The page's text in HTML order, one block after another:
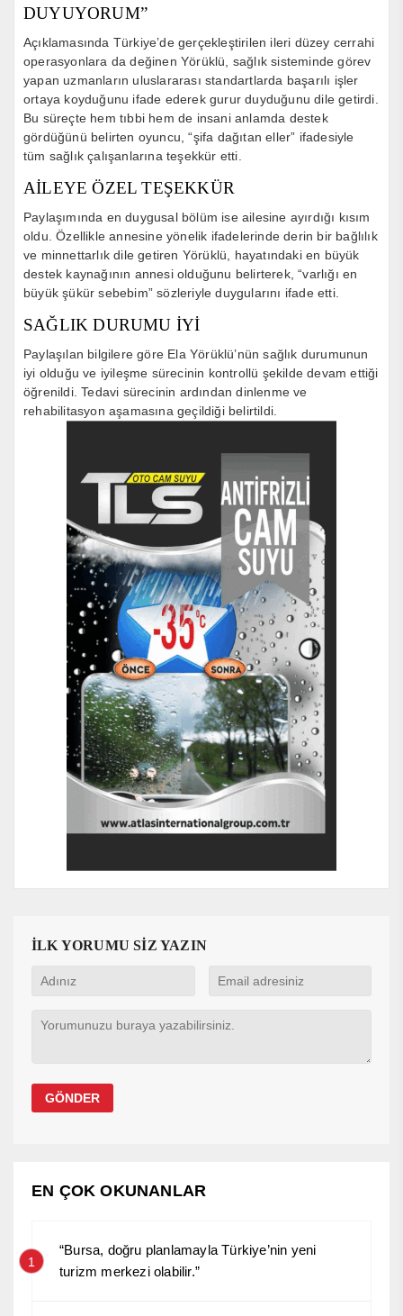
DUYUYORUM”
Açıklamasında Türkiye’de gerçekleştirilen ileri düzey cerrahi
operasyonlara da değinen Yörüklü, sağlık sisteminde görev
yapan uzmanların uluslararası standartlarda başarılı işler
ortaya koyduğunu ifade ederek gurur duyduğunu dile getirdi.
Bu süreçte hem tıbbi hem de insani anlamda destek
gördüğünü belirten oyuncu, “şifa dağıtan eller” ifadesiyle
tüm sağlık çalışanlarına teşekkür etti.
AİLEYE ÖZEL TEŞEKKÜR
Paylaşımında en duygusal bölüm ise ailesine ayırdığı kısım
oldu. Özellikle annesine yönelik ifadelerinde derin bir bağlılık
ve minnettarlık dile getiren Yörüklü, hayatındaki en büyük
destek kaynağının annesi olduğunu belirterek, “varlığı en
büyük şükür sebebim” sözleriyle duygularını ifade etti.
SAĞLIK DURUMU İYİ
Paylaşılan bilgilere göre Ela Yörüklü’nün sağlık durumunun
iyi olduğu ve iyileşme sürecinin kontrollü şekilde devam ettiği
öğrenildi. Tedavi sürecinin ardından dinlenme ve
rehabilitasyon aşamasına geçildiği belirtildi.
İLK YORUMU SİZ YAZIN
EN ÇOK OKUNANLAR
1
“Bursa, doğru planlamayla Türkiye’nin yeni
turizm merkezi olabilir.”